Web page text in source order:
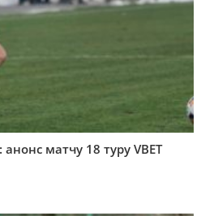
анонс матчу 18 туру VBET